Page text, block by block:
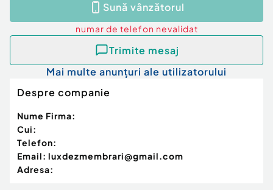
Sună vânzătorul
numar de telefon nevalidat
Trimite mesaj
Mai multe anunțuri ale utilizatorului
Despre companie
Nume Firma:
Cui:
Telefon:
Email: luxdezmembrari@gmail.com
Adresa: